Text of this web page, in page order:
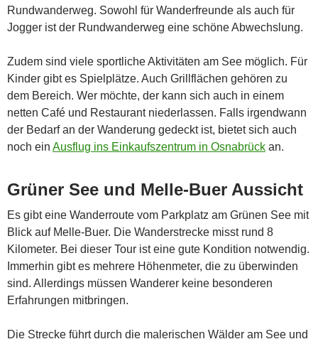
Rundwanderweg. Sowohl für Wanderfreunde als auch für
Jogger ist der Rundwanderweg eine schöne Abwechslung.
Zudem sind viele sportliche Aktivitäten am See möglich. Für
Kinder gibt es Spielplätze. Auch Grillflächen gehören zu
dem Bereich. Wer möchte, der kann sich auch in einem
netten Café und Restaurant niederlassen. Falls irgendwann
der Bedarf an der Wanderung gedeckt ist, bietet sich auch
noch ein Ausflug ins Einkaufszentrum in Osnabrück an.
Grüner See und Melle-Buer Aussicht
Es gibt eine Wanderroute vom Parkplatz am Grünen See mit
Blick auf Melle-Buer. Die Wanderstrecke misst rund 8
Kilometer. Bei dieser Tour ist eine gute Kondition notwendig.
Immerhin gibt es mehrere Höhenmeter, die zu überwinden
sind. Allerdings müssen Wanderer keine besonderen
Erfahrungen mitbringen.
Die Strecke führt durch die malerischen Wälder am See und